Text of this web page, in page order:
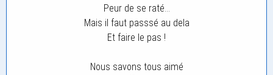
Peur de se raté…
Mais il faut passsé au dela
Et faire le pas !
Nous savons tous aimé